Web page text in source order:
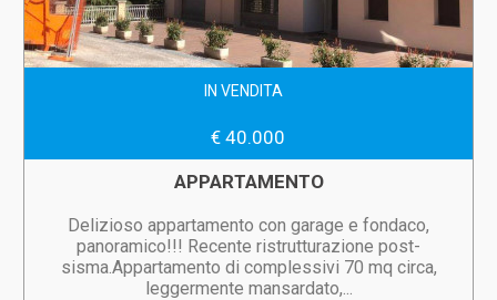
IN VENDITA
€ 40.000
APPARTAMENTO
Delizioso appartamento con garage e fondaco,
panoramico!!! Recente ristrutturazione post-
sisma.Appartamento di complessivi 70 mq circa,
leggermente mansardato,...